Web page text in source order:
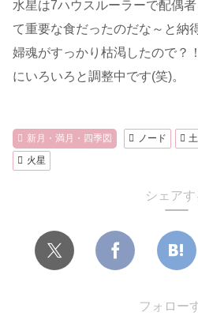
水星は7ハウスルーラーで配偶
て重要な食だったのだな～と納
婦魂がすっかり枯渇したので？
にいろいろと調整中です(笑)。
新月・満月・四季図 ノード
火星
シェアす
フォロー